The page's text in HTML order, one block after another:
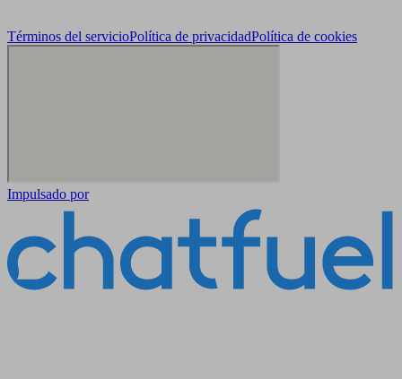
Términos del servicioPolítica de privacidadPolítica de cookies
Impulsado por